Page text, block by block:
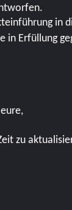
in
in Erfüllung
zu